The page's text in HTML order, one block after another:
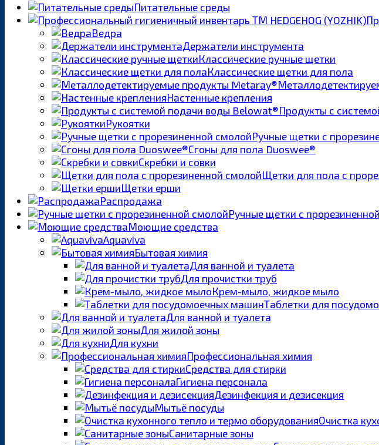
Питательные среды
Ведра
Держатели инструмента
Классические ручные щетки
Классические щетки для пола
Настенные крепления
Продукты с
Рукоятки
Ручные щетки с
Сгоны для пола Duoswee®
Скребки и совки
Щетки для пола с
Щетки ерши
Распродажа
Ручные щетки с
Моющие средства
Aquaviva
Бытовая химия
Для ванной и туалета
Для прочистки труб
Крем-мыло, жидкое мыло
Таблетки для
Для ванной и туалета
Для жилой зоны
Для кухни
Профессиональная химия
Средства для стирки
Гигиена персонала
Дезинфекция и дезисекция
Мытьё посуды
Очистка
Санитарные зоны